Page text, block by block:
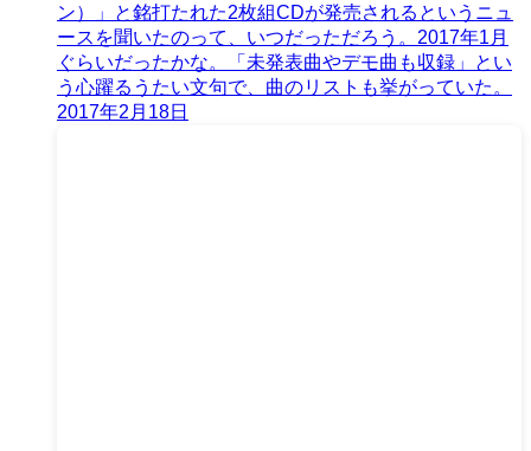
ン）」と銘打たれた2枚組CDが発売されるというニュ
ースを聞いたのって、いつだっただろう。2017年1月
ぐらいだったかな。「未発表曲やデモ曲も収録」とい
う心躍るうたい文句で、曲のリストも挙がっていた。
2017年2月18日